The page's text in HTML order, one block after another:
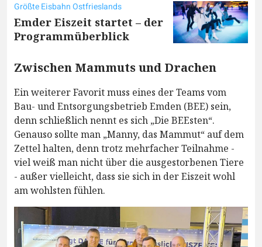
Größte Eisbahn Ostfrieslands
Emder Eiszeit startet – der
Programmüberblick
Zwischen Mammuts und Drachen
Ein weiterer Favorit muss eines der Teams vom
Bau- und Entsorgungsbetrieb Emden (BEE) sein,
denn schließlich nennt es sich „Die BEEsten“.
Genauso sollte man „Manny, das Mammut“ auf dem
Zettel halten, denn trotz mehrfacher Teilnahme -
viel weiß man nicht über die ausgestorbenen Tiere
- außer vielleicht, dass sie sich in der Eiszeit wohl
am wohlsten fühlen.